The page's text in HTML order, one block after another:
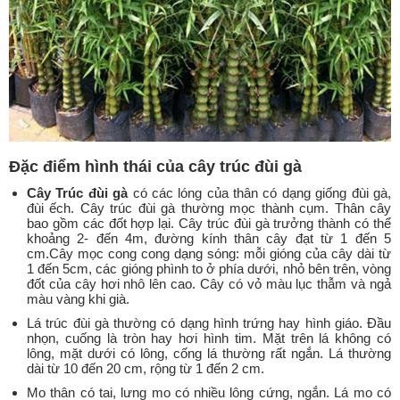
Đặc điểm hình thái của cây trúc đùi gà
Cây Trúc đùi gàcó các lóng của thân có dạng giống đùi gà,
đùi ếch. Cây trúc đùi gà thường mọc thành cụm. Thân cây
bao gồm các đốt hợp lại. Cây trúc đùi gà trưởng thành có thể
khoảng 2- đến 4m, đường kính thân cây đạt từ 1 đến 5
cm.Cây mọc cong cong dạng sóng: mỗi gióng của cây dài từ
1 đến 5cm, các gióng phình to ở phía dưới, nhỏ bên trên, vòng
đốt của cây hơi nhô lên cao. Cây có vỏ màu lục thẫm và ngả
màu vàng khi già.
Lá trúc đùi gà thường có dạng hình trứng hay hình giáo. Đầu
nhọn, cuống là tròn hay hơi hình tim. Mặt trên lá không có
lông, mặt dưới có lông, cống lá thường rất ngắn. Lá thường
dài từ 10 đến 20 cm, rộng từ 1 đến 2 cm.
Mo thân có tai, lưng mo có nhiều lông cứng, ngắn. Lá mo có